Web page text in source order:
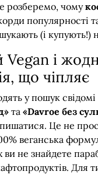
розберемо, чому
популярності
(і купують!)
і
що чіпляє
у пошук
та «Davroe без
Це не
веганська
ви не знайдете
Для